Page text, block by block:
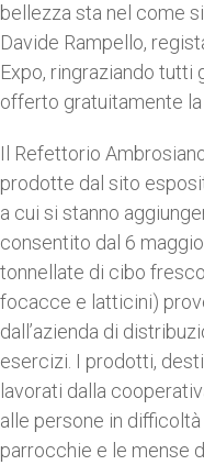
bellezza sta nel come
Davide Rampello,
Expo, ringraziando tutti
offerto gratuitamente la
Il Refettorio
prodotte dal sito
a cui si stanno
consentito dal 6
tonnellate di cibo
focacce e latticini)
dall’azienda di
esercizi. I prodotti,
lavorati dalla
alle persone in
parrocchie e le mense